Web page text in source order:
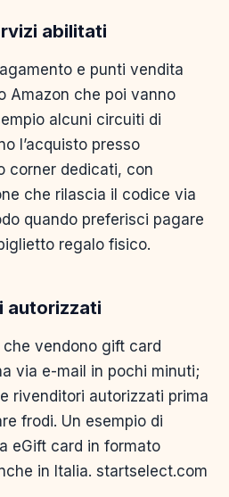
abilitati
e punti vendita
Amazon che poi vanno
alcuni circuiti di
l’acquisto presso
corner dedicati, con
che rilascia il codice via
quando preferisci pagare
regalo fisico.
autorizzati
vendono gift card
via e-mail in pochi minuti;
rivenditori autorizzati prima
frodi. Un esempio di
eGift card in formato
in Italia. startselect.com